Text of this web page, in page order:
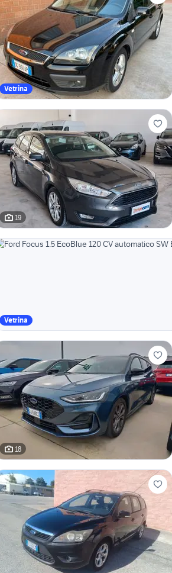
Vetrina
19
Vetrina
18